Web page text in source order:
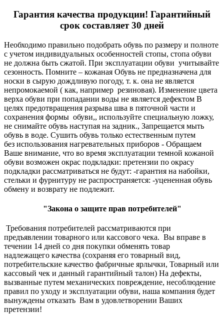
Гарантия качества продукции! Гарантийный
срок составляет 30 дней
Необходимо правильно подобрать обувь по размеру и полноте
с учетом индивидуальных особенностей стопы, стопа обуви
не должна быть сжатой. При эксплуатации обуви учитывайте
сезонность. Помните – кожаная Обувь не предназначена для
носки в сырую дождливую погоду, т. к. она не является
непромокаемой ( как, например резиновая). Изменение цвета
верха обуви при попадании воды не является дефектом В
целях предотвращения разрыва шва в пяточной части и
сохранения формы обуви,, используйте специальную ложку,
не снимайте обувь наступая на задник., Запрещается мыть
обувь в воде. Сушить обувь только естественным путем
без использования нагревательных приборов - Обращаем
Ваше внимание, что во время эксплуатации темной кожаной
обуви возможен окрас подкладки: претензии по окрасу
подкладки рассматриваться не будут: -гарантия на набойки,
стельки и фурнитуру не распространяется: -уцененная обувь
обмену и возврату не подлежит.
"Закона о защите прав потребителей"
Требования потребителей рассматриваются при
предъявлении товарного или кассового чека. Вы вправе в
течении 14 дней со дня покупки обменять товар
надлежащего качества (сохраняя его товарный вид,
потребительские качество фабричные ярлычки, Товарный или
кассовый чек и данный гарантийный талон) На дефекты,
вызванные путем механических повреждение, несоблюдение
правил по уходу и эксплуатации обуви, наша компания будет
вынуждены отказать Вам в удовлетворении Ваших
претензии!